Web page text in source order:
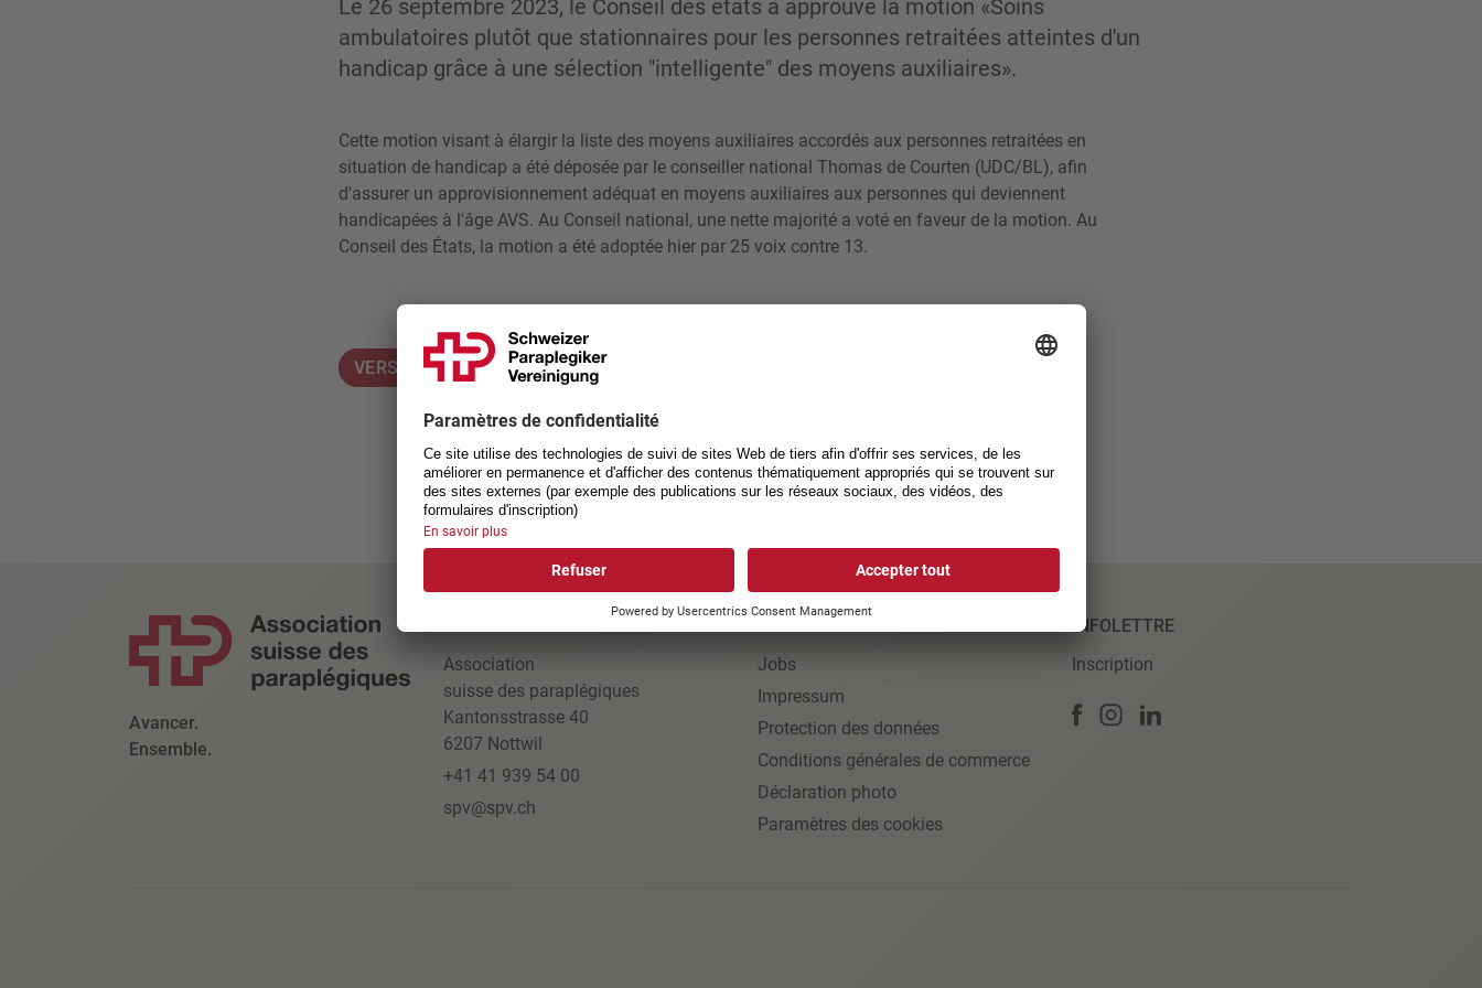
Le 26 septembre 2023, le Conseil des états a approuvé la motion «Soins
ambulatoires plutôt que stationnaires pour les personnes retraitées atteintes d'un
handicap grâce à une sélection "intelligente" des moyens auxiliaires».
Cette motion visant à élargir la liste des moyens auxiliaires accordés aux personnes retraitées en
situation de handicap a été déposée par le conseiller national Thomas de Courten (UDC/BL), afin
d'assurer un approvisionnement adéquat en moyens auxiliaires aux personnes qui deviennent
handicapées à l'âge AVS. Au Conseil national, une nette majorité a voté en faveur de la motion. Au
Conseil des États, la motion a été adoptée hier par 25 voix contre 13.
VERS LA MOTION
Avancer.
Ensemble.
Association
suisse des paraplégiques
Kantonsstrasse 40
6207 Nottwil
+41 41 939 54 00
spv@spv.ch
Jobs
Impressum
Protection des données
Conditions générales de commerce
Déclaration photo
Paramètres des cookies
INFOLETTRE
Inscription